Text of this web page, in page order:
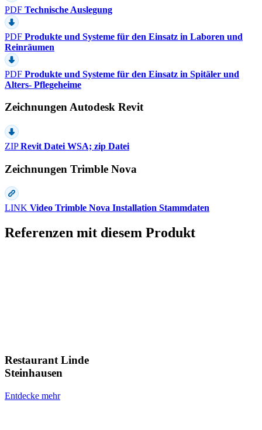
PDF Technische Auslegung
PDF Produkte und Systeme für den Einsatz in Laboren und
Reinräumen
PDF Produkte und Systeme für den Einsatz in Spitäler und
Alters- Pflegeheime
Zeichnungen Autodesk Revit
ZIP Revit Datei WSA; zip Datei
Zeichnungen Trimble Nova
LINK Video Trimble Nova Installation Stammdaten
Referenzen mit diesem Produkt
Restaurant Linde
Steinhausen
Entdecke mehr